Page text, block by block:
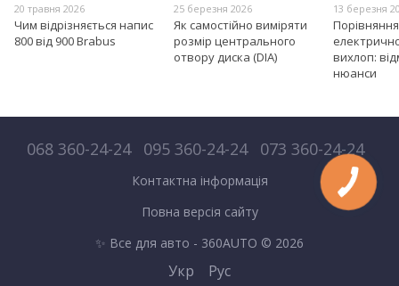
20 травня 2026
Чим відрізняється напис
800 від 900 Brabus
25 березня 2026
Як самостійно виміряти
розмір центрального
отвору диска (DIA)
13 березня
вихлоп:
нюанси
068 360-24-24 095 360-24-24 073 360-24-24
Контактна інформація
Повна версія сайту
✨ Все для авто - 360AUTO © 2026
Укр Рус